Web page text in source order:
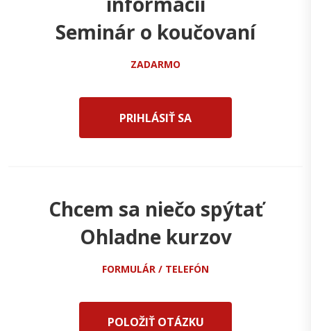
Seminár o koučovaní
ZADARMO
PRIHLÁSIŤ SA
Chcem sa niečo spýtať
Ohladne kurzov
FORMULÁR / TELEFÓN
POLOŽIŤ OTÁZKU